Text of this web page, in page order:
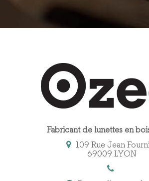
Fabricant de lunettes en
109 Rue Jean
69009 LYON